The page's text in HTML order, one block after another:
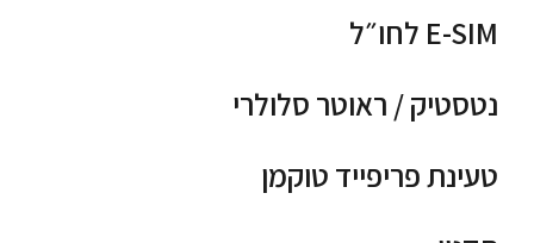
E-SIM לחו״ל
נטסטיק / ראוטר סלולרי
טעינת פריפייד טוקמן